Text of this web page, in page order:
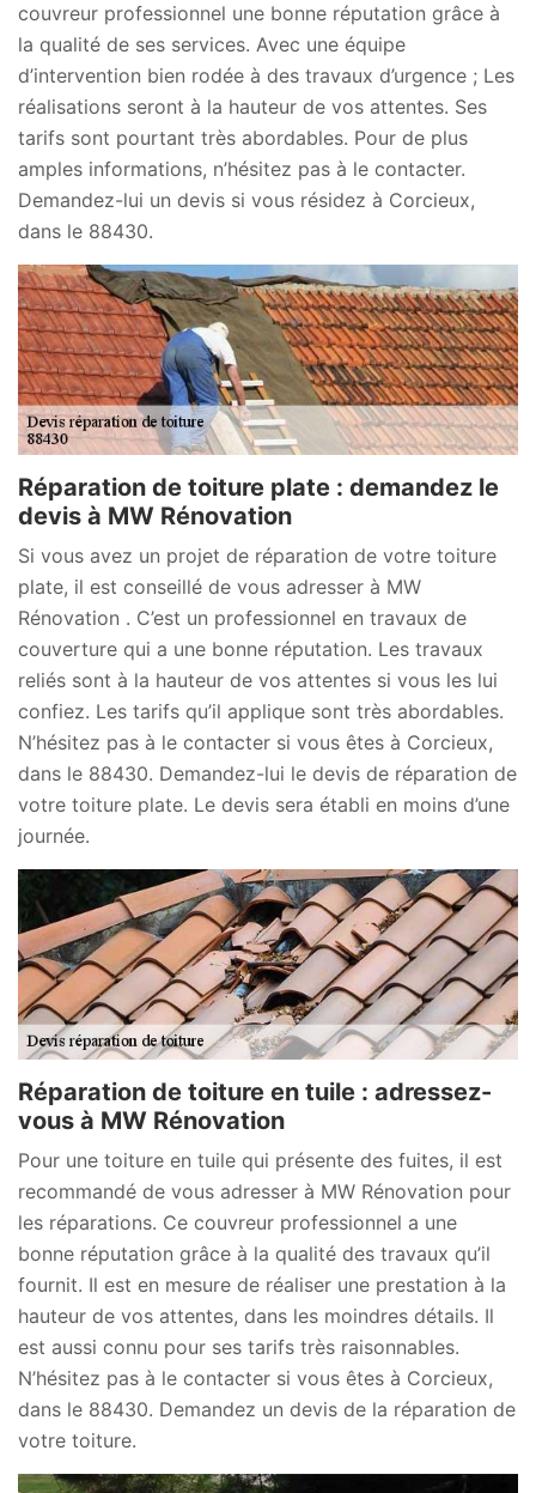
couvreur professionnel une bonne réputation grâce à
la qualité de ses services. Avec une équipe
d’intervention bien rodée à des travaux d’urgence ; Les
réalisations seront à la hauteur de vos attentes. Ses
tarifs sont pourtant très abordables. Pour de plus
amples informations, n’hésitez pas à le contacter.
Demandez-lui un devis si vous résidez à Corcieux,
dans le 88430.
Réparation de toiture plate : demandez le
devis à MW Rénovation
Si vous avez un projet de réparation de votre toiture
plate, il est conseillé de vous adresser à MW
Rénovation . C’est un professionnel en travaux de
couverture qui a une bonne réputation. Les travaux
reliés sont à la hauteur de vos attentes si vous les lui
confiez. Les tarifs qu’il applique sont très abordables.
N’hésitez pas à le contacter si vous êtes à Corcieux,
dans le 88430. Demandez-lui le devis de réparation de
votre toiture plate. Le devis sera établi en moins d’une
journée.
Réparation de toiture en tuile : adressez-
vous à MW Rénovation
Pour une toiture en tuile qui présente des fuites, il est
recommandé de vous adresser à MW Rénovation pour
les réparations. Ce couvreur professionnel a une
bonne réputation grâce à la qualité des travaux qu’il
fournit. Il est en mesure de réaliser une prestation à la
hauteur de vos attentes, dans les moindres détails. Il
est aussi connu pour ses tarifs très raisonnables.
N’hésitez pas à le contacter si vous êtes à Corcieux,
dans le 88430. Demandez un devis de la réparation de
votre toiture.